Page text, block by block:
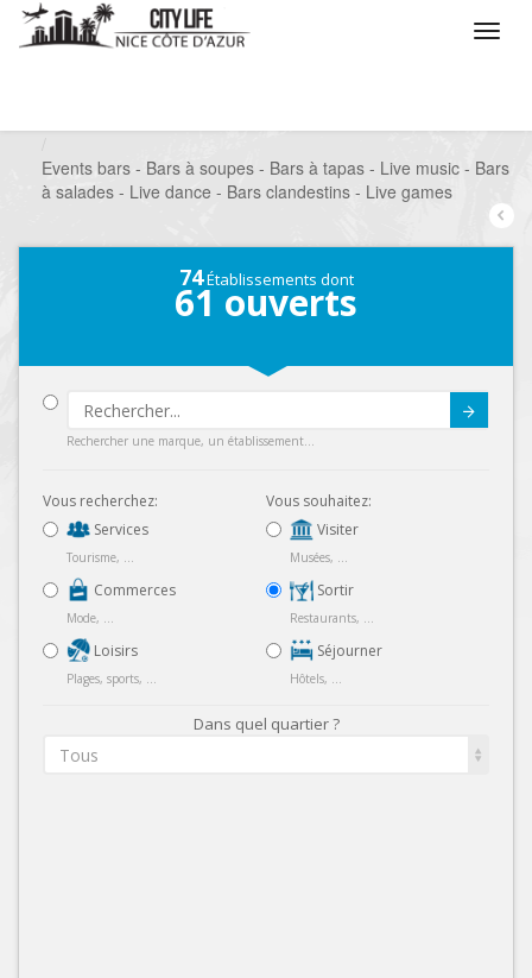
Events bars - Bars à soupes - Bars à tapas - Live music - Bars
à salades - Live dance - Bars clandestins - Live games
74Établissements dont
61 ouverts
Rechercher une marque, un établissement...
Vous recherchez:
Services
Tourisme, ...
Commerces
Mode, ...
Loisirs
Plages, sports, ...
Vous souhaitez:
Visiter
Musées, ...
Sortir
Restaurants, ...
Séjourner
Hôtels, ...
Dans quel quartier ?
Tous